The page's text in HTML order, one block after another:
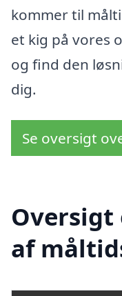
kommer til
et kig på vores
og find den
dig.
Se oversigt
Oversigt
af